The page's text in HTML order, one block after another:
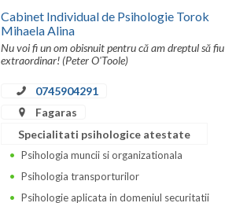
Cabinet Individual de Psihologie Torok
Mihaela Alina
Nu voi fi un om obisnuit pentru că am dreptul să fiu
extraordinar! (Peter O'Toole)
0745904291
Fagaras
Specialitati psihologice atestate
Psihologia muncii si organizationala
Psihologia transporturilor
Psihologie aplicata in domeniul securitatii